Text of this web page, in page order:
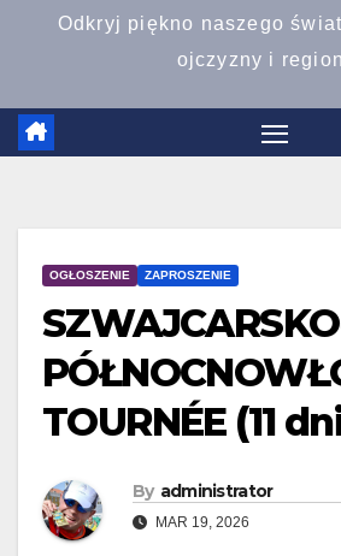
Odkryj piękno naszego
ojczyzny i
OGŁOSZENIE ZAPROSZENIE
TOURNÉE (11
By administrator
MAR 19, 2026